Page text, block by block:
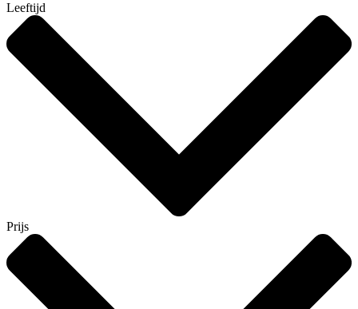
Leeftijd
Prijs